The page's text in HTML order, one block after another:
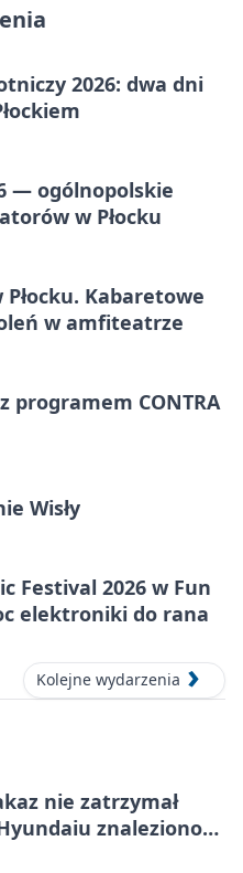
2026: dwa dni
— ogólnopolskie
w Płocku
Kabaretowe
w amfiteatrze
programem CONTRA
Wisły
Festival 2026 w Fun
elektroniki do rana
Kolejne wydarzenia
nie zatrzymał
znaleziono